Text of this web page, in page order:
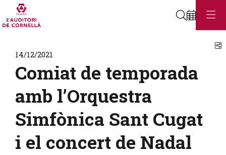
Cerca
14/12/2021
Comiat de temporada
amb l’Orquestra
Simfònica Sant Cugat
i el concert de Nadal